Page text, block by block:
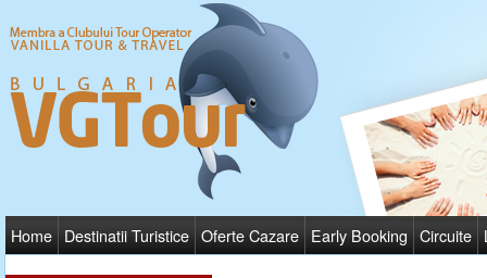
Home Destinatii Turistice Oferte Cazare Early Booking Circuite